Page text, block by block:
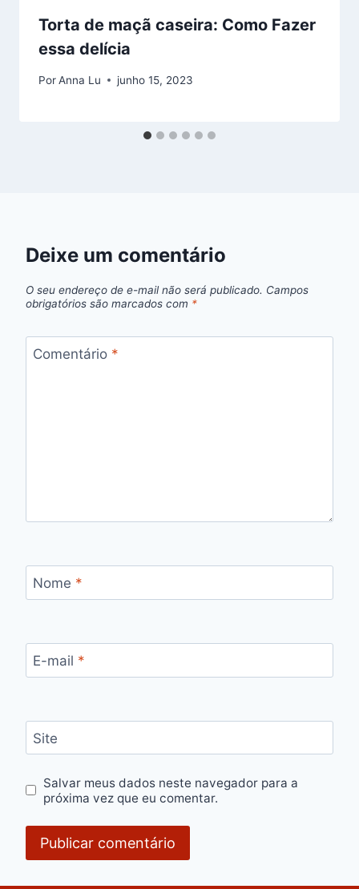
Torta de maçã caseira: Como Fazer
essa delícia
PorAnna Lu junho 15, 2023
Deixe um comentário
O seu endereço de e-mail não será publicado. Campos
obrigatórios são marcados com *
Comentário *
Nome *
E-mail *
Site
Salvar meus dados neste navegador para a
próxima vez que eu comentar.